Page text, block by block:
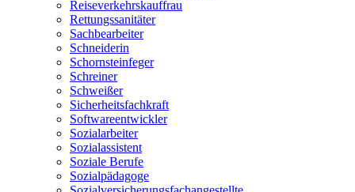
Reiseverkehrskauffrau
Rettungssanitäter
Sachbearbeiter
Schneiderin
Schornsteinfeger
Schreiner
Schweißer
Sicherheitsfachkraft
Softwareentwickler
Sozialarbeiter
Sozialassistent
Soziale Berufe
Sozialpädagoge